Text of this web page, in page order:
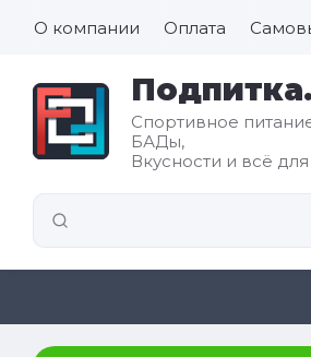
О компании Оплата
Спортивное
БАДы,
Вкусности и всё
Все для
здорового
питания